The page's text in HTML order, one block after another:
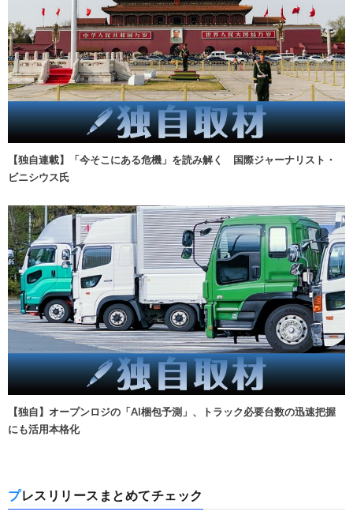
【独自連載】「今そこにある危機」を読み解く 国際ジャーナリスト・
ビニシウス氏
【独自】オープンロジの「AI梱包予測」、トラック必要台数の迅速把握
にも活用本格化
プレスリリースまとめてチェック